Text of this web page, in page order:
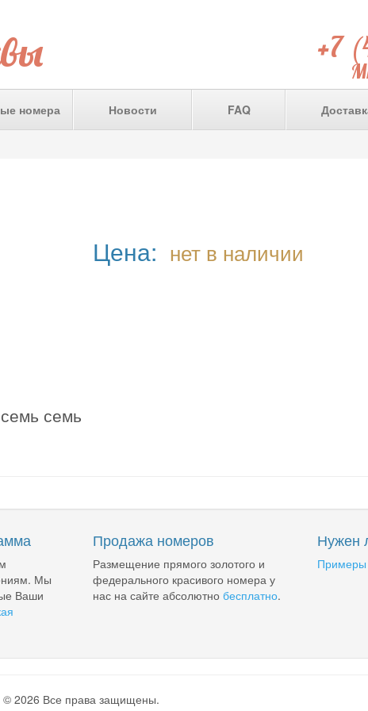
+7
номера Новости FAQ
Цена: нет в наличии
семь
Мы
Ваши
Продажа номеров
Размещение прямого золотого и
федерального красивого номера у
нас на сайте абсолютно бесплатно.
Нужен
Примеры
© 2026 Все права защищены.